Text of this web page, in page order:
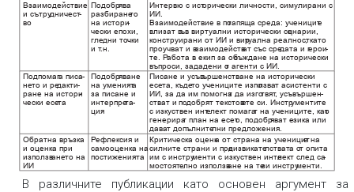
Взаимодействие
и сътрудничест-
во
Подобрява
разбирането
на истори-
чески епохи,
гледни точки
и т.н.
Интервю с исторически личности, симулирани с
ИИ.
Взаимодействие в потапяща среда: ученицит
е
влизат във виртуални исторически сценарии,
конструирани от ИИ и вир
туална реалност, като
проучват и взаимодействат със средата и герои-
те. Работа в екип за обсъждане на исторически
въпроси, зададени от агенти с ИИ.
Подпомага писа-
нето и редакти-
ране на истори
-
чески есета
Подобряване
на уменията
за писане и
интерпрета-
ция
Писане и усъвършенстване на исторически
есета, където учениците използват асистенти с
ИИ, за да им помогнат да изготвят, усъвършен-
стват и подобрят текстовете си. Инструментите
с изкуствен интелект помагат на учениците, кат
о
генерират план на есето, подобряват езика или
дават допълнителни предложения.
Обратна връзка
и оценка при
използването на
ИИ
Рефлексия и
самооценка на
постиженията
Критическа оценка от страна на учениците на
силните страни и предизвикателствата от опита
им с инструменти с изкуствен интелект след са-
мостоятелно използване на тези инструменти.
В различните публикации като основен аргумент за